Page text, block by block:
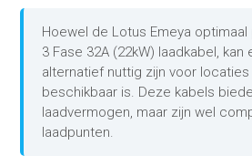
Hoewel de Lotus Emeya
3 Fase 32A (22kW) laadkabel, kan
alternatief nuttig zijn voor
beschikbaar is. Deze kabels
laadvermogen, maar zijn wel
laadpunten.